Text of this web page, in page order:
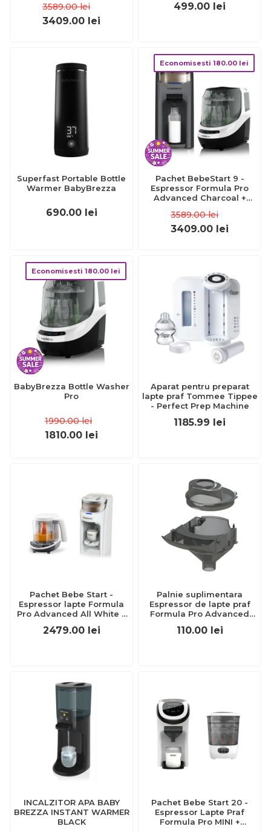
3589.00 lei
3409.00 lei
UNV1001
499.00 lei
Superfast Portable Bottle
Warmer BabyBrezza
690.00 lei
Economisesti 180.00 lei
Pachet BebeStart 9 -
Espressor Formula Pro
Advanced Charcoal +
3589.00 lei
3409.00 lei
Economisesti 180.00 lei
BabyBrezza Bottle Washer
Pro
1990.00 lei
1810.00 lei
Aparat pentru preparat
lapte praf Tommee Tippee
- Perfect Prep Machine
1185.99 lei
Pachet Bebe Start -
Espressor lapte Formula
Pro Advanced All White +
Maker Baby Brezza
2479.00 lei
Palnie suplimentara
Espressor de lapte praf
Formula Pro Advanced
110.00 lei
INCALZITOR APA BABY
BREZZA INSTANT WARMER
BLACK
Pachet Bebe Start 20 -
Espressor Lapte Praf
Formula Pro MINI +